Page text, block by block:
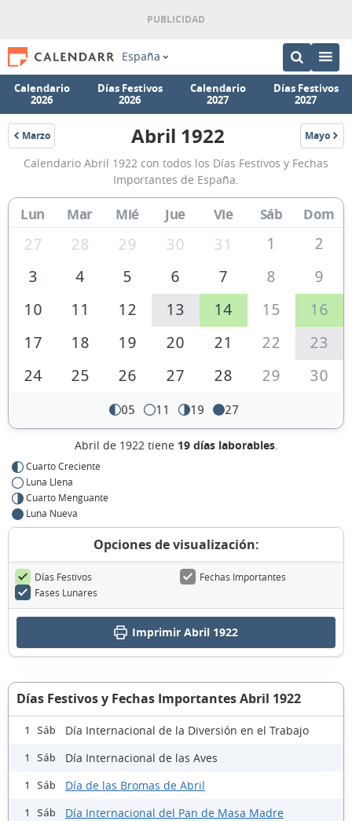
España
Calendario
2026
Días Festivos
2026
Calendario
2027
Días Festivos
2027
Marzo
1922
Calendario
Abril
1922
de
España
Abril 1922 Mayo
1922
Calendario Abril 1922 con todos los Días Festivos y Fechas
Importantes de España.
Lun Mar Mié Jue Vie Sáb Dom
27 28 29 30 31 1
2
3
4 5 6 7 8
9
10
11 12 13 14 15
16
17
18 19 20 21 22
23
24
25 26 27 28 29 30
05 11 19 27
Abril de 1922 tiene 19 días laborables.
Cuarto Creciente
Luna Llena
Cuarto Menguante
Luna Nueva
Opciones de visualización:
Días Festivos
Fechas Importantes
Fases Lunares
Imprimir Abril 1922
Días Festivos y Fechas Importantes Abril 1922
1 Sáb Día Internacional de la Diversión en el Trabajo
1 Sáb Día Internacional de las Aves
1 Sáb Día de las Bromas de Abril
1 Sáb Día Internacional del Pan de Masa Madre